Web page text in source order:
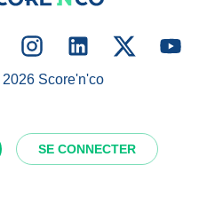
SE CONNECTER
2026Score'n'co